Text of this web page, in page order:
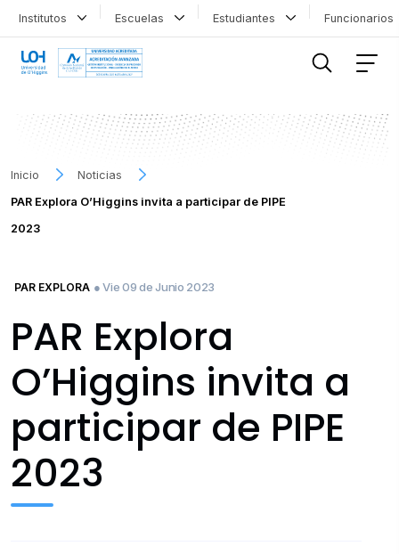
Institutos Escuelas Estudiantes
Inicio
Noticias
PAR Explora O’Higgins invita a participar de PIPE
2023
PAR EXPLORA ● Vie 09 de Junio 2023
PAR Explora
O’Higgins invita a
participar de PIPE
2023